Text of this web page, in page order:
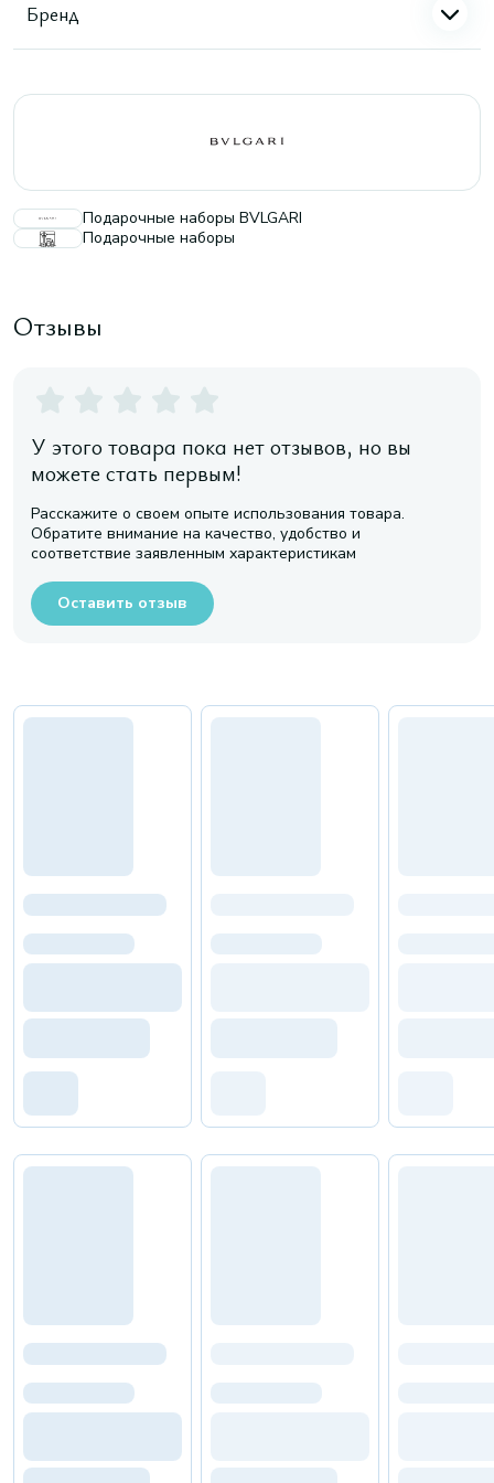
Бренд
Подарочные наборы BVLGARI
Подарочные наборы
Отзывы
У этого товара пока нет отзывов, но вы
можете стать первым!
Расскажите о своем опыте использования товара.
Обратите внимание на качество, удобство и
соответствие заявленным характеристикам
Оставить отзыв